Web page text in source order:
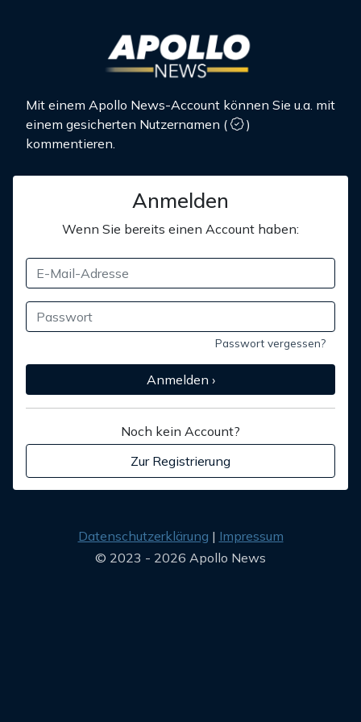
Mit einem Apollo News-Account können Sie u.a. mit
einem gesicherten Nutzernamen (
)
kommentieren.
Anmelden
Wenn Sie bereits einen Account haben:
Passwort vergessen?
Anmelden ›
Noch kein Account?
Zur Registrierung
Datenschutzerklärung
Impressum
© 2023 - 2026 Apollo News